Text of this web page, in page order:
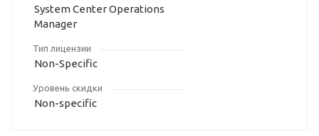
System Center Operations
Manager
Тип лицензии
Non-Specific
Уровень скидки
Non-specific